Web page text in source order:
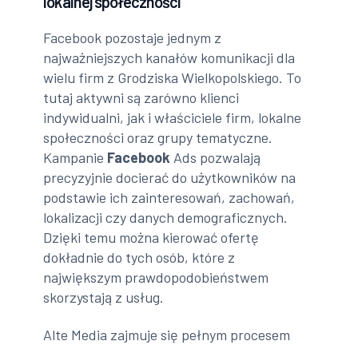
Facebook pozostaje jednym z
najważniejszych kanałów komunikacji dla
wielu firm z Grodziska Wielkopolskiego. To
tutaj aktywni są zarówno klienci
indywidualni, jak i właściciele firm, lokalne
społeczności oraz grupy tematyczne.
Kampanie Facebook Ads pozwalają
precyzyjnie docierać do użytkowników na
podstawie ich zainteresowań, zachowań,
lokalizacji czy danych demograficznych.
Dzięki temu można kierować ofertę
dokładnie do tych osób, które z
największym prawdopodobieństwem
skorzystają z usług.
Alte Media zajmuje się pełnym procesem